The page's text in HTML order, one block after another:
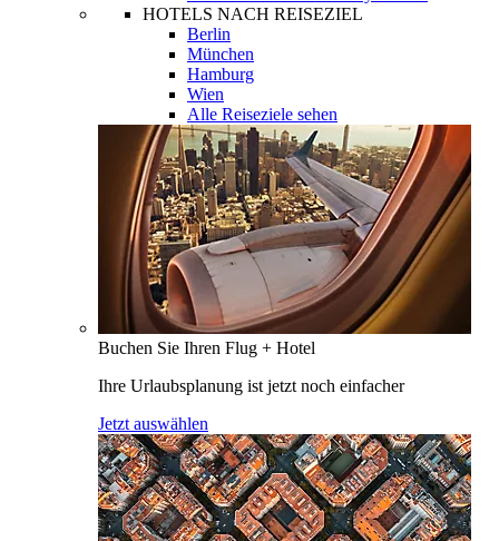
HOTELS NACH REISEZIEL
Berlin
München
Hamburg
Wien
Alle Reiseziele sehen
Buchen Sie Ihren Flug + Hotel
Ihre Urlaubsplanung ist jetzt noch einfacher
Jetzt auswählen